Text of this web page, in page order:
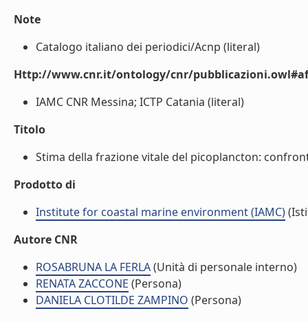
Note
Catalogo italiano dei periodici/Acnp (literal)
Http://www.cnr.it/ontology/cnr/
IAMC CNR Messina; ICTP Catania (literal)
Titolo
Stima della frazione vitale del picoplancton:
Prodotto di
Institute for coastal marine environment (IAMC)
Autore CNR
ROSABRUNA LA FERLA(Unità di personale interno)
RENATA ZACCONE (Persona)
DANIELA CLOTILDE ZAMPINO (Persona)